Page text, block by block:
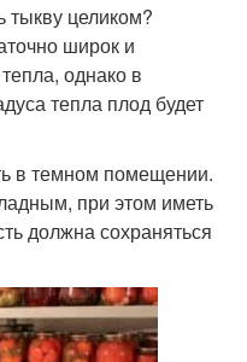
тыкву целиком?
широк и
однако в
тепла плод будет
в темном помещении.
при этом иметь
должна сохраняться